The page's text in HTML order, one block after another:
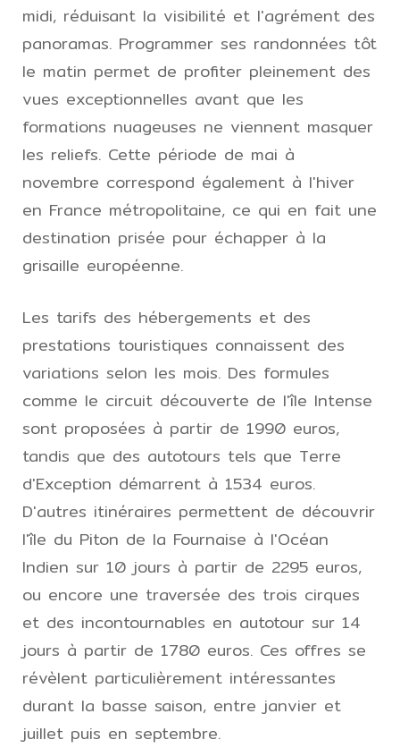
midi, réduisant la visibilité et l'agrément des
panoramas. Programmer ses randonnées tôt
le matin permet de profiter pleinement des
vues exceptionnelles avant que les
formations nuageuses ne viennent masquer
les reliefs. Cette période de mai à
novembre correspond également à l'hiver
en France métropolitaine, ce qui en fait une
destination prisée pour échapper à la
grisaille européenne.
Les tarifs des hébergements et des
prestations touristiques connaissent des
variations selon les mois. Des formules
comme le circuit découverte de l'île Intense
sont proposées à partir de 1990 euros,
tandis que des autotours tels que Terre
d'Exception démarrent à 1534 euros.
D'autres itinéraires permettent de découvrir
l'île du Piton de la Fournaise à l'Océan
Indien sur 10 jours à partir de 2295 euros,
ou encore une traversée des trois cirques
et des incontournables en autotour sur 14
jours à partir de 1780 euros. Ces offres se
révèlent particulièrement intéressantes
durant la basse saison, entre janvier et
juillet puis en septembre.